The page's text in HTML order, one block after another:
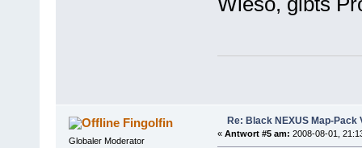
Fingolfin
Globaler Moderator
Re: Black NEXUS Map-Pack
« Antwort #5 am: 2008-08-01,